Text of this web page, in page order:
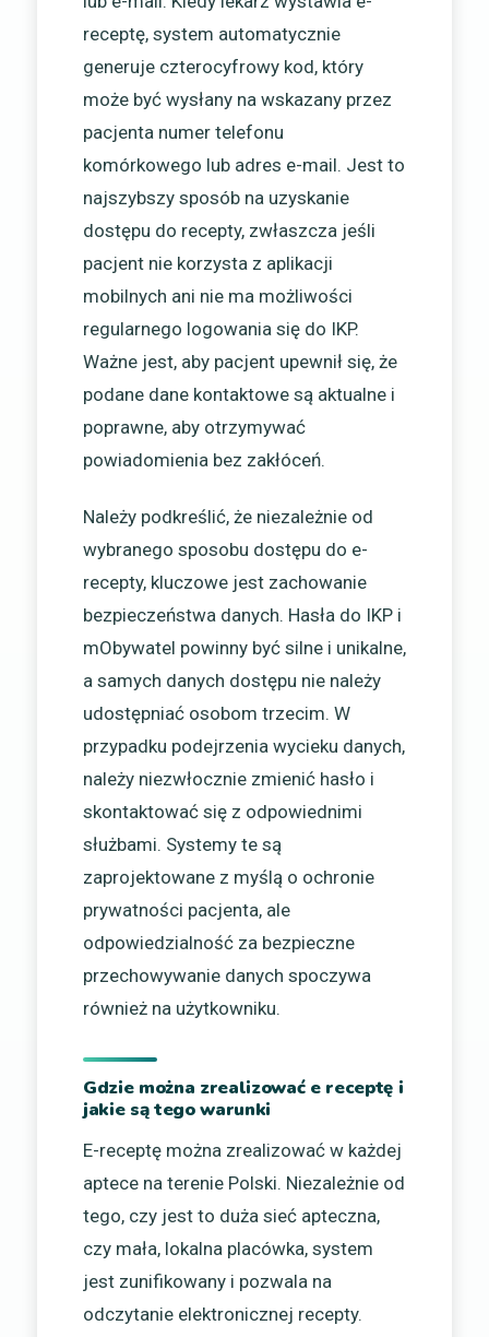
receptę, system automatycznie
generuje czterocyfrowy kod, który
może być wysłany na wskazany przez
pacjenta numer telefonu
komórkowego lub adres e-mail. Jest to
najszybszy sposób na uzyskanie
dostępu do recepty, zwłaszcza jeśli
pacjent nie korzysta z aplikacji
mobilnych ani nie ma możliwości
regularnego logowania się do IKP.
Ważne jest, aby pacjent upewnił się, że
podane dane kontaktowe są aktualne i
poprawne, aby otrzymywać
powiadomienia bez zakłóceń.
Należy podkreślić, że niezależnie od
wybranego sposobu dostępu do e-
recepty, kluczowe jest zachowanie
bezpieczeństwa danych. Hasła do IKP i
mObywatel powinny być silne i unikalne,
a samych danych dostępu nie należy
udostępniać osobom trzecim. W
przypadku podejrzenia wycieku danych,
należy niezwłocznie zmienić hasło i
skontaktować się z odpowiednimi
służbami. Systemy te są
zaprojektowane z myślą o ochronie
prywatności pacjenta, ale
odpowiedzialność za bezpieczne
przechowywanie danych spoczywa
również na użytkowniku.
Gdzie można zrealizować e receptę i
jakie są tego warunki
E-receptę można zrealizować w każdej
aptece na terenie Polski. Niezależnie od
tego, czy jest to duża sieć apteczna,
czy mała, lokalna placówka, system
jest zunifikowany i pozwala na
odczytanie elektronicznej recepty.